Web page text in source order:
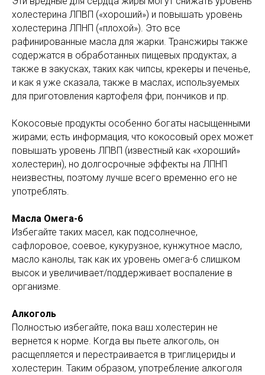
холестерина ЛПВП («хороший») и повышать уровень
холестерина ЛПНП («плохой»). Это все
рафинированные масла для жарки. Трансжиры также
содержатся в обработанных пищевых продуктах, а
также в закусках, таких как чипсы, крекеры и печенье,
и как я уже сказала, также в маслах, используемых
для приготовления картофеля фри, пончиков и пр.
Кокосовые продукты особенно богаты насыщенными
жирами; есть информация, что кокосовый орех может
повышать уровень ЛПВП (известный как «хороший»
холестерин), но долгосрочные эффекты на ЛПНП
неизвестны, поэтому лучше всего временно его не
употреблять.
Масла Омега-6
Избегайте таких масел, как подсолнечное,
сафлоровое, соевое, кукурузное, кунжутное масло,
масло канолы, так как их уровень омега-6 слишком
высок и увеличивает/поддерживает воспаление в
организме.
Алкоголь
Полностью избегайте, пока ваш холестерин не
вернется к норме. Когда вы пьете алкоголь, он
расщепляется и перестраивается в триглицериды и
холестерин. Таким образом, употребление алкоголя